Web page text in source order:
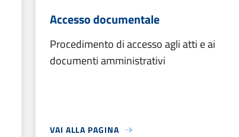
Accesso documentale
Procedimento di accesso agli atti e ai
documenti amministrativi
VAI ALLA PAGINA